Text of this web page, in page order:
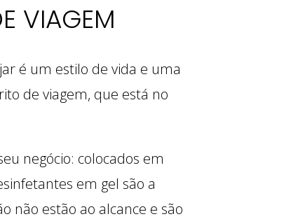
VIAGEM
é um estilo de vida e uma
de viagem, que está no
negócio: colocados em
em gel são a
não estão ao alcance e são